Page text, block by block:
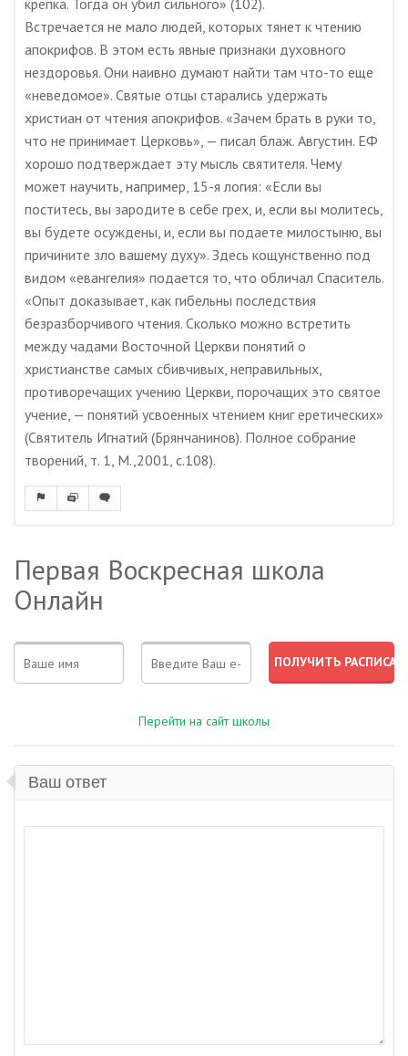
крепка. Тогда он убил сильного» (102).
Встречается не мало людей, которых тянет к чтению
апокрифов. В этом есть явные признаки духовного
нездоровья. Они наивно думают найти там что-то еще
«неведомое». Святые отцы старались удержать
христиан от чтения апокрифов. «Зачем брать в руки то,
что не принимает Церковь», — писал блаж. Августин. ЕФ
хорошо подтверждает эту мысль святителя. Чему
может научить, например, 15-я логия: «Если вы
поститесь, вы зародите в себе грех, и, если вы молитесь,
вы будете осуждены, и, если вы подаете милостыню, вы
причините зло вашему духу». Здесь кощунственно под
видом «евангелия» подается то, что обличал Спаситель.
«Опыт доказывает, как гибельны последствия
безразборчивого чтения. Сколько можно встретить
между чадами Восточной Церкви понятий о
христианстве самых сбивчивых, неправильных,
противоречащих учению Церкви, порочащих это святое
учение, — понятий усвоенных чтением книг еретических»
(Святитель Игнатий (Брянчанинов). Полное собрание
творений, т. 1, М.,2001, с.108).
Первая Воскресная школа
Онлайн
Перейти на сайт школы
Ваш ответ